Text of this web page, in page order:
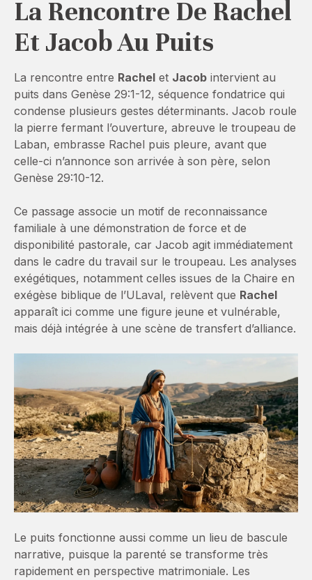
La Rencontre De Rachel
Et Jacob Au Puits
La rencontre entre Rachel et Jacob intervient au
puits dans Genèse 29:1-12, séquence fondatrice qui
condense plusieurs gestes déterminants. Jacob roule
la pierre fermant l’ouverture, abreuve le troupeau de
Laban, embrasse Rachel puis pleure, avant que
celle-ci n’annonce son arrivée à son père, selon
Genèse 29:10-12.
Ce passage associe un motif de reconnaissance
familiale à une démonstration de force et de
disponibilité pastorale, car Jacob agit immédiatement
dans le cadre du travail sur le troupeau. Les analyses
exégétiques, notamment celles issues de la Chaire en
exégèse biblique de l’ULaval, relèvent que Rachel
apparaît ici comme une figure jeune et vulnérable,
mais déjà intégrée à une scène de transfert d’alliance.
Le puits fonctionne aussi comme un lieu de bascule
narrative, puisque la parenté se transforme très
rapidement en perspective matrimoniale. Les